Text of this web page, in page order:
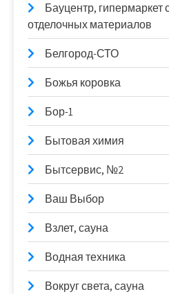
Бауцентр, гипермаркет
отделочных материалов
Белгород-СТО
Божья коровка
Бор-1
Бытовая химия
Бытсервис, №2
Ваш Выбор
Взлет, сауна
Водная техника
Вокруг света, сауна